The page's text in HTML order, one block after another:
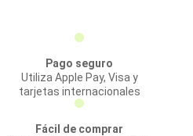
Pago seguro
Utiliza Apple Pay, Visa y
tarjetas internacionales
Fácil de comprar